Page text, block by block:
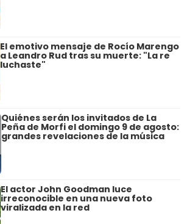
El emotivo mensaje de Rocío Marengo
a Leandro Rud tras su muerte: "La re
luchaste"
Quiénes serán los invitados de La
Peña de Morfi el domingo 9 de agosto:
grandes revelaciones de la música
El actor John Goodman luce
irreconocible en una nueva foto
viralizada en la red